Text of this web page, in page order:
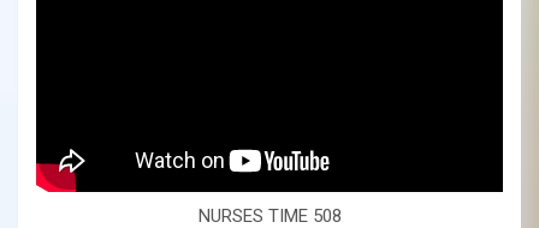
NURSES TIME 508